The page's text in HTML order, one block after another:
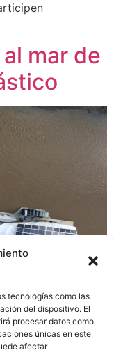
tecnologías como las
del dispositivo. El
procesar datos como
únicas en este
afectar
mar de
lucro creada en
B.o.B. y su